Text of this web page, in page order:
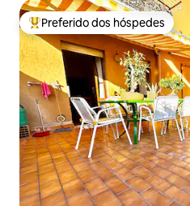
Entre os melhores preferidos
Preferido dos hóspedes